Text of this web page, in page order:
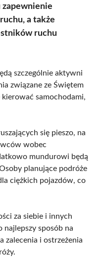
zapewnienie
a także
ruchu
szczególnie aktywni
związane ze Świętem
samochodami,
się pieszo, na
wobec
mundurowi będą
planujące podróże
ciężkich pojazdów, co
za siebie i innych
najlepszy sposób na
zalecenia i ostrzeżenia